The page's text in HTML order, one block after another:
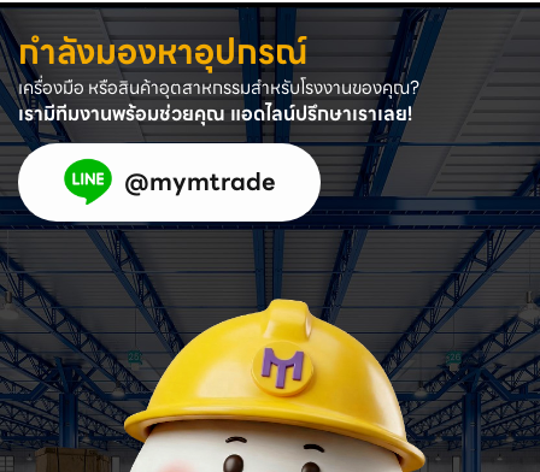
กำลังมองหาอุปกรณ์
เครื่องมือ หรือสินค้าอุตสาหกรรมสำหรับโรงงานของคุณ?
เรามีทีมงานพร้อมช่วยคุณ แอดไลน์ปรึกษาเราเลย!
@mymtrade